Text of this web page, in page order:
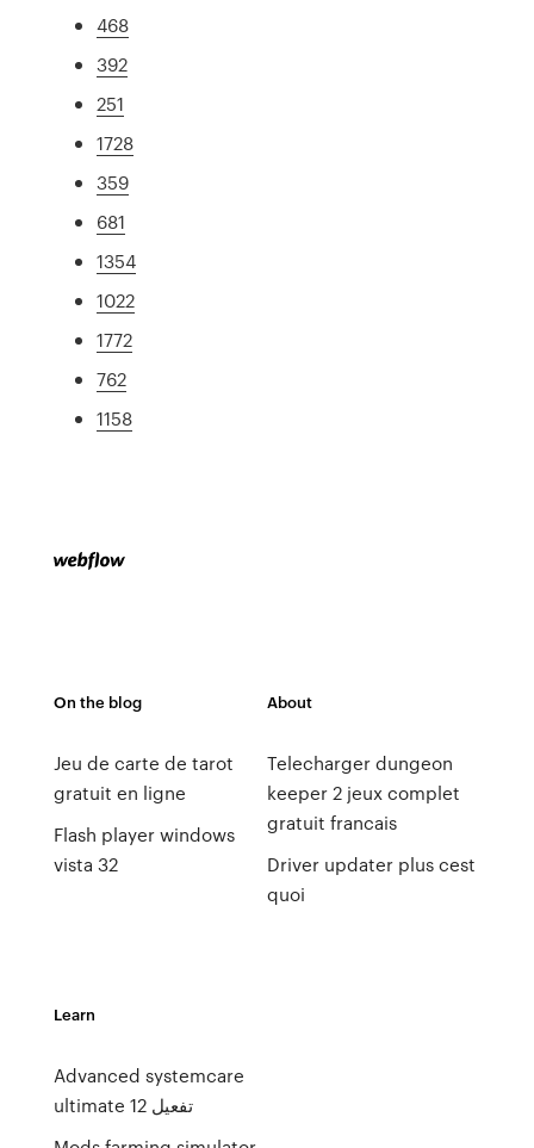
468
392
251
1728
359
681
1354
1022
1772
762
1158
On the blog
Jeu de carte de tarot
gratuit en ligne
Flash player windows
vista 32
About
Telecharger dungeon
keeper 2 jeux complet
gratuit francais
Driver updater plus cest
quoi
Learn
Advanced systemcare
ultimate 12 تفعيل